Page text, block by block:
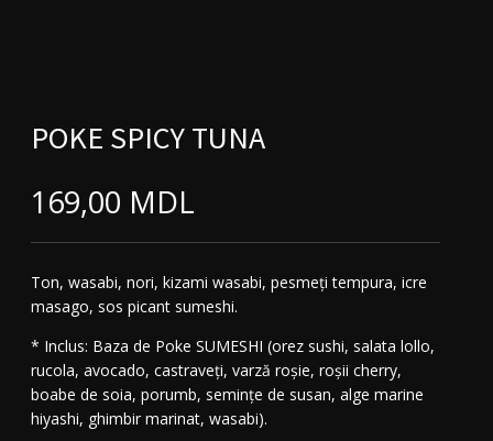
POKE SPICY TUNA
169,00 MDL
Ton, wasabi, nori, kizami wasabi, pesmeți tempura, icre
masago, sos picant sumeshi.
* Inclus: Baza de Poke SUMESHI (orez sushi, salata lollo,
rucola, avocado, castraveți, varză roșie, roșii cherry,
boabe de soia, porumb, semințe de susan, alge marine
hiyashi, ghimbir marinat, wasabi).